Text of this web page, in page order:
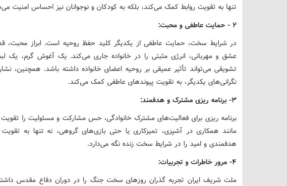
تنها به تقویت روابط کمک می‌کند، بلکه به کودکان و نوجوانان نیز احساس امنیت
۲ - حمایت عاطفی و محبت:
در شرایط سخت، حمایت عاطفی از یکدیگر کلید حفظ روحیه است. ابراز محبت،
عشق و مهربانی، انرژی مثبتی را در خانواده جاری می‌کند. یک آغوش گرم، یک
تشویقی می‌تواند تأثیر عمیقی بر روحیه اعضای خانواده داشته باشد. همچنین،
نگرانی‌های یکدیگر، به تقویت پیوندهای عاطفی کمک می‌کند.
۳- برنامه ریزی مشترک و هدفمند:
برنامه ریزی برای فعالیت‌های مشترک خانوادگی، حس مشارکت و مسئولیت را تقویت
مانند همکاری در آشپزی، تمیزکاری یا حتی بازی‌های گروهی، نه تنها به
هدفمندی و امید را در شرایط سخت زنده نگه می‌دارد.
۴- مرور خاطرات و تجربیات:
ملت شریف ایران تجربه گذران روزهای سخت جنگ را در دوران دفاع مقدس